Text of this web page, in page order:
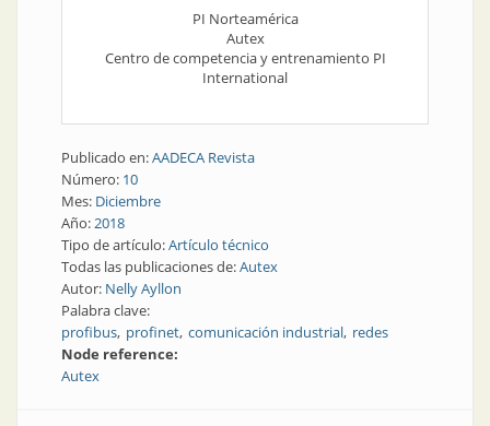
PI Norteamérica
Autex
Centro de competencia y entrenamiento PI
International
Publicado en:AADECA Revista
Número: 10
Mes: Diciembre
Año:2018
Tipo de artículo:Artículo técnico
Todas las publicaciones de:Autex
Autor: Nelly Ayllon
Palabra clave:
profibus profinet comunicación industrial redes
Node reference:
Autex